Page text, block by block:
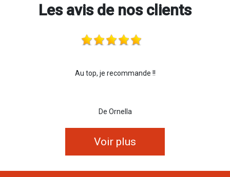
Les avis de nos clients
Au top, je recommande !!
De Ornella
Voir plus